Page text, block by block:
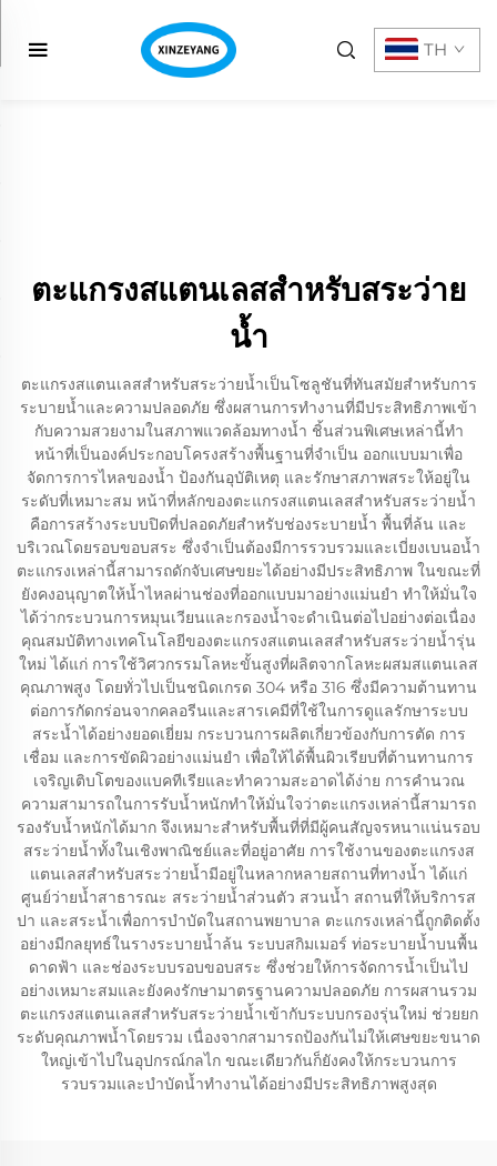
TH
ตะแกรงสแตนเลสสำหรับสระว่าย
น้ำ
ตะแกรงสแตนเลสสำหรับสระว่ายน้ำเป็นโซลูชันที่ทันสมัยสำหรับการ
ระบายน้ำและความปลอดภัย ซึ่งผสานการทำงานที่มีประสิทธิภาพเข้า
กับความสวยงามในสภาพแวดล้อมทางน้ำ ชิ้นส่วนพิเศษเหล่านี้ทำ
หน้าที่เป็นองค์ประกอบโครงสร้างพื้นฐานที่จำเป็น ออกแบบมาเพื่อ
จัดการการไหลของน้ำ ป้องกันอุบัติเหตุ และรักษาสภาพสระให้อยู่ใน
ระดับที่เหมาะสม หน้าที่หลักของตะแกรงสแตนเลสสำหรับสระว่ายน้ำ
คือการสร้างระบบปิดที่ปลอดภัยสำหรับช่องระบายน้ำ พื้นที่ล้น และ
บริเวณโดยรอบขอบสระ ซึ่งจำเป็นต้องมีการรวบรวมและเบี่ยงเบนอน้ำ
ตะแกรงเหล่านี้สามารถดักจับเศษขยะได้อย่างมีประสิทธิภาพ ในขณะที่
ยังคงอนุญาตให้น้ำไหลผ่านช่องที่ออกแบบมาอย่างแม่นยำ ทำให้มั่นใจ
ได้ว่ากระบวนการหมุนเวียนและกรองน้ำจะดำเนินต่อไปอย่างต่อเนื่อง
คุณสมบัติทางเทคโนโลยีของตะแกรงสแตนเลสสำหรับสระว่ายน้ำรุ่น
ใหม่ ได้แก่ การใช้วิศวกรรมโลหะขั้นสูงที่ผลิตจากโลหะผสมสแตนเลส
คุณภาพสูง โดยทั่วไปเป็นชนิดเกรด 304 หรือ 316 ซึ่งมีความต้านทาน
ต่อการกัดกร่อนจากคลอรีนและสารเคมีที่ใช้ในการดูแลรักษาระบบ
สระน้ำได้อย่างยอดเยี่ยม กระบวนการผลิตเกี่ยวข้องกับการตัด การ
เชื่อม และการขัดผิวอย่างแม่นยำ เพื่อให้ได้พื้นผิวเรียบที่ต้านทานการ
เจริญเติบโตของแบคทีเรียและทำความสะอาดได้ง่าย การคำนวณ
ความสามารถในการรับน้ำหนักทำให้มั่นใจว่าตะแกรงเหล่านี้สามารถ
รองรับน้ำหนักได้มาก จึงเหมาะสำหรับพื้นที่ที่มีผู้คนสัญจรหนาแน่นรอบ
สระว่ายน้ำทั้งในเชิงพาณิชย์และที่อยู่อาศัย การใช้งานของตะแกรงส
แตนเลสสำหรับสระว่ายน้ำมีอยู่ในหลากหลายสถานที่ทางน้ำ ได้แก่
ศูนย์ว่ายน้ำสาธารณะ สระว่ายน้ำส่วนตัว สวนน้ำ สถานที่ให้บริการส
ปา และสระน้ำเพื่อการบำบัดในสถานพยาบาล ตะแกรงเหล่านี้ถูกติดตั้ง
อย่างมีกลยุทธ์ในรางระบายน้ำล้น ระบบสกิมเมอร์ ท่อระบายน้ำบนพื้น
ดาดฟ้า และช่องระบบรอบขอบสระ ซึ่งช่วยให้การจัดการน้ำเป็นไป
อย่างเหมาะสมและยังคงรักษามาตรฐานความปลอดภัย การผสานรวม
ตะแกรงสแตนเลสสำหรับสระว่ายน้ำเข้ากับระบบกรองรุ่นใหม่ ช่วยยก
ระดับคุณภาพน้ำโดยรวม เนื่องจากสามารถป้องกันไม่ให้เศษขยะขนาด
ใหญ่เข้าไปในอุปกรณ์กลไก ขณะเดียวกันก็ยังคงให้กระบวนการ
รวบรวมและบำบัดน้ำทำงานได้อย่างมีประสิทธิภาพสูงสุด